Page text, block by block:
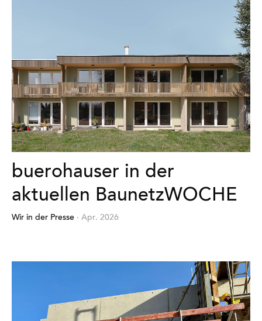
buerohauser in der
aktuellen BaunetzWOCHE
Wir in der Presse · Apr. 2026